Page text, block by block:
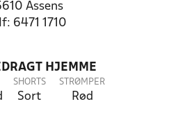
Assens
6471 1710
HJEMME
SHORTS
Sort
STRØMPER
Rød